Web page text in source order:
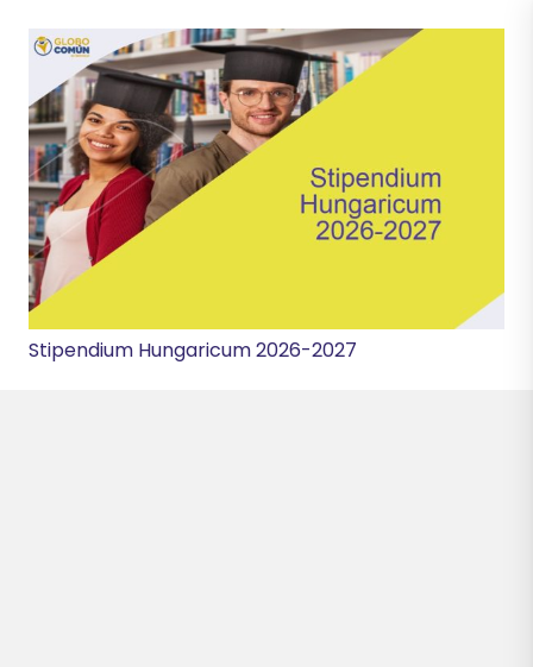
Stipendium Hungaricum 2026-2027